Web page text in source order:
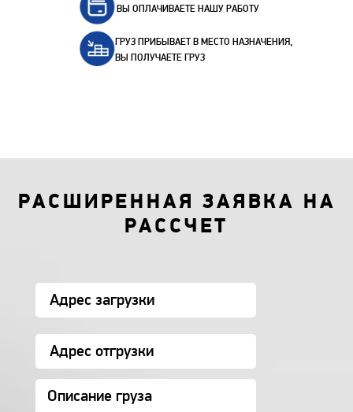
ВЫ ОПЛАЧИВАЕТЕ НАШУ РАБОТУ
ГРУЗ ПРИБЫВАЕТ В МЕСТО НАЗНАЧЕНИЯ,
ВЫ ПОЛУЧАЕТЕ ГРУЗ
РАСШИРЕННАЯ ЗАЯВКА НА
РАССЧЕТ